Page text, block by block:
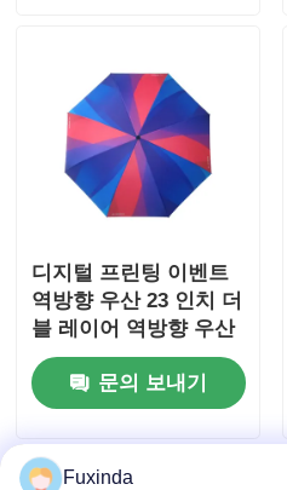
디지털 프린팅 이벤트
역방향 우산 23 인치 더
블 레이어 역방향 우산
문의 보내기
Fuxinda